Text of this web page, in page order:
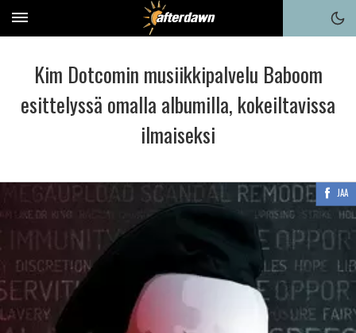
Kim Dotcomin musiikkipalvelu Baboom
esittelyssä omalla albumilla, kokeiltavissa
ilmaiseksi
JAA